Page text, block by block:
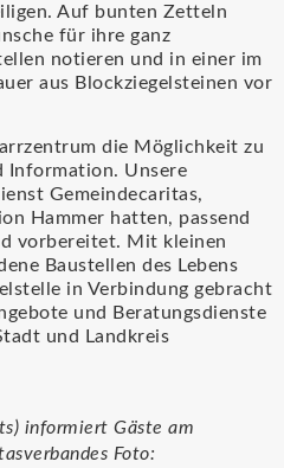
Auf bunten Zetteln
für ihre ganz
notieren und in einer im
aus Blockziegelsteinen vor
die Möglichkeit zu
Information. Unsere
Gemeindecaritas,
Hammer hatten, passend
vorbereitet. Mit kleinen
Baustellen des Lebens
in Verbindung gebracht
und Beratungsdienste
und Landkreis
informiert Gäste am
Foto: